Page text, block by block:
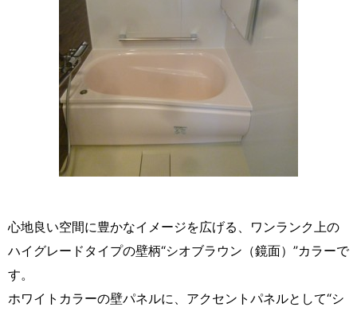
心地良い空間に豊かなイメージを広げる、ワンランク上の
ハイグレードタイプの壁柄“シオブラウン（鏡面）”カラーで
す。
ホワイトカラーの壁パネルに、アクセントパネルとして“シ